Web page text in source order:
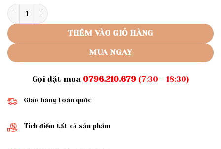
Rập giấy A0 áo cổ chân mã 1111 số lượng
THÊM VÀO GIỎ HÀNG
MUA NGAY
Gọi đặt mua 0796.210.679(7:30 - 18:30)
Giao hàng toàn quốc
Tích điểm tất cả sản phẩm